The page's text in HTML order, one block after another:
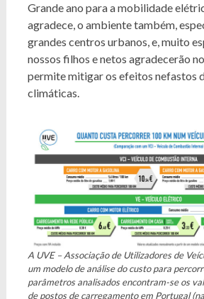
Grande ano para a mobilidade
agradece, o ambiente também,
grandes centros urbanos, e, muito
nossos filhos e netos agradecerão
permite mitigar os efeitos nefastos
climáticas.
A UVE – Associação de Utilizadores de
um modelo de análise do custo para
parâmetros analisados encontram-se os
de postos de carregamento em Portugal